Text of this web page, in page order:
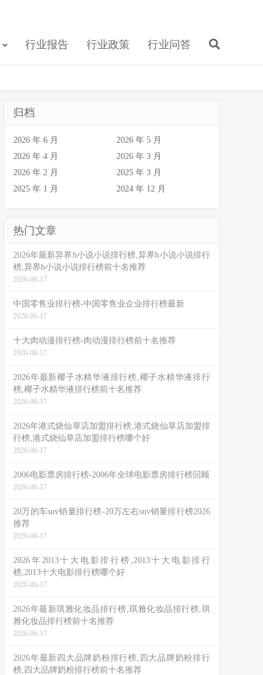
行业报告 行业政策 行业问答
归档
2026 年 6 月
2026 年 5 月
2026 年 4 月
2026 年 3 月
2026 年 2 月
2025 年 3 月
2025 年 1 月
2024 年 12 月
热门文章
2026年最新异界h小说小说排行榜,异界h小说小说排行
榜,异界h小说小说排行榜前十名推荐
2026-06-17
中国零售业排行榜-中国零售业企业排行榜最新
2026-06-17
十大肉动漫排行榜-肉动漫排行榜前十名推荐
2026-06-17
2026年最新椰子水精华液排行榜,椰子水精华液排行
榜,椰子水精华液排行榜前十名推荐
2026-06-17
2026年港式烧仙草店加盟排行榜,港式烧仙草店加盟排
行榜,港式烧仙草店加盟排行榜哪个好
2026-06-17
2006电影票房排行榜-2006年全球电影票房排行榜回顾
2026-06-17
20万的车suv销量排行榜-20万左右suv销量排行榜2026
推荐
2026-06-17
2026年2013十大电影排行榜,2013十大电影排行
榜,2013十大电影排行榜哪个好
2026-06-17
2026年最新琪雅化妆品排行榜,琪雅化妆品排行榜,琪
雅化妆品排行榜前十名推荐
2026-06-17
2026年最新四大品牌奶粉排行榜,四大品牌奶粉排行
榜,四大品牌奶粉排行榜前十名推荐